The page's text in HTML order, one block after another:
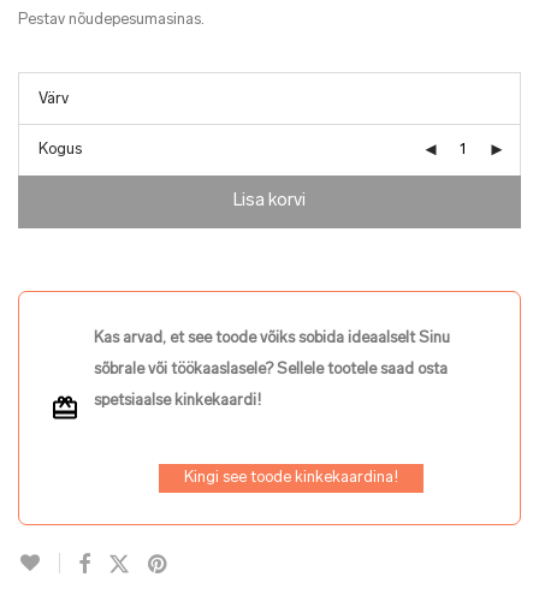
Pestav nõudepesumasinas.
Kogus
Lisa korvi
Kas arvad, et see toode võiks sobida ideaalselt Sinu
sõbrale või töökaaslasele? Sellele tootele saad osta
spetsiaalse kinkekaardi!
Kingi see toode kinkekaardina!